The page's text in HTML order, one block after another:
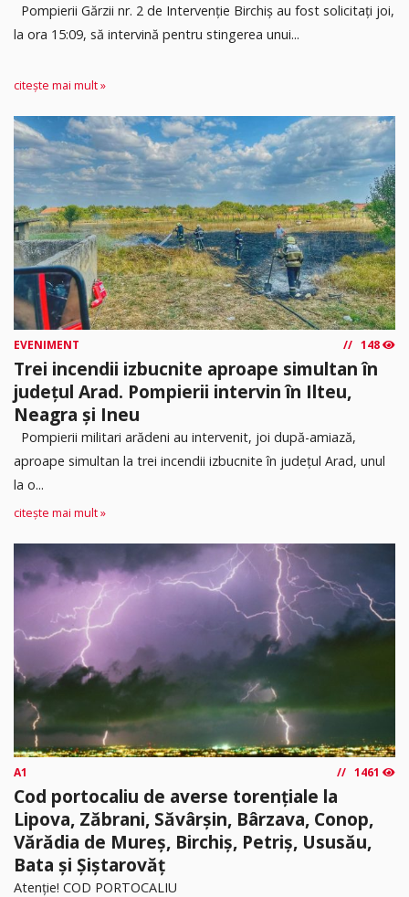
Pompierii Gărzii nr. 2 de Intervenție Birchiș au fost solicitați joi,
la ora 15:09, să intervină pentru stingerea unui...
citește mai mult »
EVENIMENT 148
Trei incendii izbucnite aproape simultan în
județul Arad. Pompierii intervin în Ilteu,
Neagra și Ineu
Pompierii militari arădeni au intervenit, joi după-amiază,
aproape simultan la trei incendii izbucnite în județul Arad, unul
la o...
citește mai mult »
A1 1461
Cod portocaliu de averse torențiale la
Lipova, Zăbrani, Săvârșin, Bârzava, Conop,
Vărădia de Mureș, Birchiș, Petriș, Ususău,
Bata și Șiștarovăț
Atenție! COD PORTOCALIU